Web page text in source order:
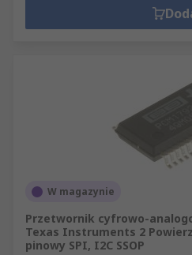
W magazynie
Przetwornik cyfrowo-
Texas Instruments 2
pinowy SPI, I2C SSOP